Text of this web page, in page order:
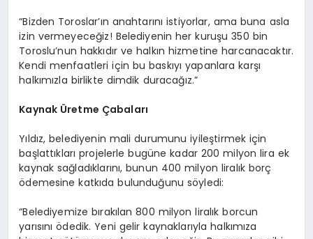
“Bizden Toroslar’ın anahtarını istiyorlar, ama buna asla
izin vermeyeceğiz! Belediyenin her kuruşu 350 bin
Toroslu’nun hakkıdır ve halkın hizmetine harcanacaktır.
Kendi menfaatleri için bu baskıyı yapanlara karşı
halkımızla birlikte dimdik duracağız.”
Kaynak Üretme Çabaları
Yıldız, belediyenin mali durumunu iyileştirmek için
başlattıkları projelerle bugüne kadar 200 milyon lira ek
kaynak sağladıklarını, bunun 400 milyon liralık borç
ödemesine katkıda bulunduğunu söyledi:
“Belediyemize bırakılan 800 milyon liralık borcun
yarısını ödedik. Yeni gelir kaynaklarıyla halkımıza